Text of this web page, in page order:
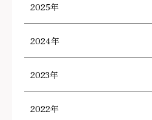
2025年
2024年
2023年
2022年